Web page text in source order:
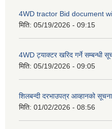
4WD tractor Bid document
मिति: 05/19/2026 - 09:15
4WD ट्याक्टर खरिद गर्ने सम्बन्धी
मिति: 05/19/2026 - 09:05
शिलबन्दी दरभाउपत्र आव्हानको
मिति: 01/02/2026 - 08:56